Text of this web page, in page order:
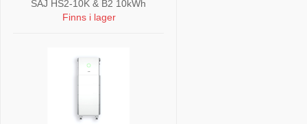
SAJ HS2-10K & B2 10kWh
Finns i lager